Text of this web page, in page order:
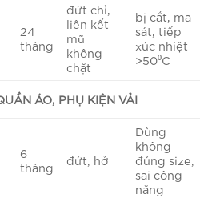
24
tháng
đứt chỉ,
liên kết
mũ
không
chặt
bị cắt, ma
sát, tiếp
xúc nhiệt
>50⁰C
ÁO, PHỤ KIỆN VẢI
6
tháng
đứt, hở
Dùng
không
đúng size,
sai công
năng